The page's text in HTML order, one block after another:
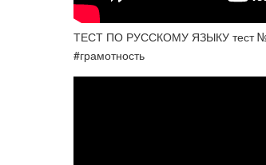
ТЕСТ ПО РУССКОМУ ЯЗЫКУ тест
#грамотность